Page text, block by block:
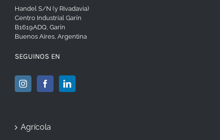
Handel S/N (y Rivadavia)
Centro Industrial Garín
B1619ADQ, Garín
Buenos Aires, Argentina
SEGUINOS EN
Agrícola